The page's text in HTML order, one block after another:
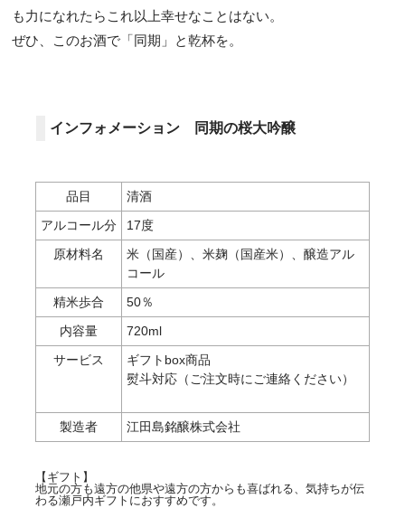
も力になれたらこれ以上幸せなことはない。
ぜひ、このお酒で「同期」と乾杯を。
インフォメーション 同期の桜大吟醸
品目
清酒
アルコール分
17度
原材料名
米（国産）、米麹（国産米）、醸造アル
コール
精米歩合
50％
内容量
720ml
サービス
ギフトbox商品
熨斗対応（ご注文時にご連絡ください）
製造者 江田島銘醸株式会社
【ギフト】
地元の方も遠方の他県や遠方の方からも喜ばれる、気持ちが伝
わる瀬戸内ギフトにおすすめです。